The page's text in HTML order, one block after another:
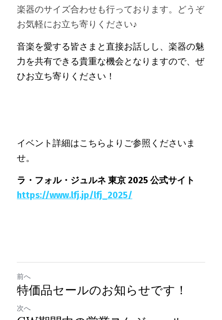
楽器のサイズ合わせも行っております。どうぞ
お気軽にお立ち寄りください♪
音楽を愛する皆さまと直接お話しし、楽器の魅
力を共有できる貴重な機会となりますので、ぜ
ひお立ち寄りください！
イベント詳細はこちらよりご参照くださいま
せ。
ラ・フォル・ジュルネ 東京 2025 公式サイト
https://www.lfj.jp/lfj_2025/
前へ
特価品セールのお知らせです！
次へ